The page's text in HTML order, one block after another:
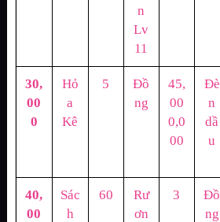
n
Lv
11
30,
00
0
Hỏ
a
Kê
5
Đồ
ng
45,
00
0,0
00
Đè
n
dầ
u
40,
00
Sác
h
60
Rư
ơn
3
Đồ
ng